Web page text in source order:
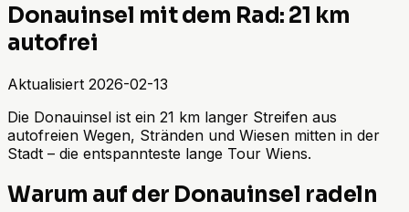
Donauinsel mit dem Rad: 21 km
autofrei
Aktualisiert 2026-02-13
Die Donauinsel ist ein 21 km langer Streifen aus
autofreien Wegen, Stränden und Wiesen mitten in der
Stadt – die entspannteste lange Tour Wiens.
Warum auf der Donauinsel radeln